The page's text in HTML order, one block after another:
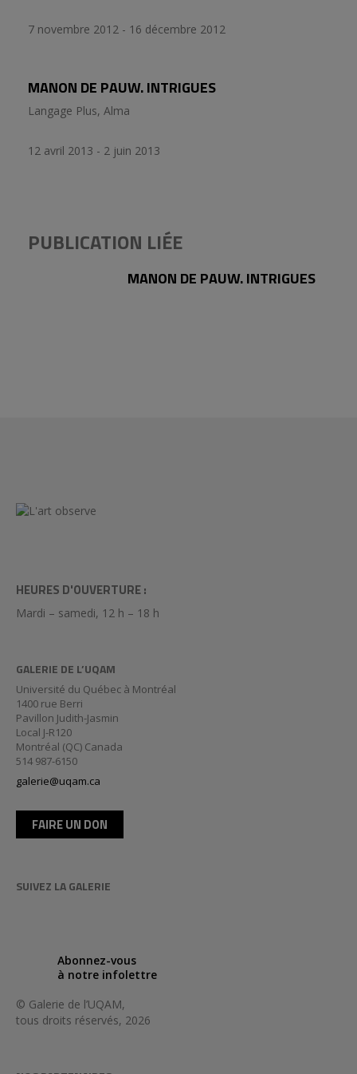
7 novembre 2012 - 16 décembre 2012
MANON DE PAUW. INTRIGUES
Langage Plus, Alma
12 avril 2013 - 2 juin 2013
PUBLICATION LIÉE
MANON DE PAUW. INTRIGUES
HEURES D'OUVERTURE :
Mardi – samedi, 12 h – 18 h
GALERIE DE L’UQAM
Université du Québec à Montréal
1400 rue Berri
Pavillon Judith-Jasmin
Local J-R120
Montréal (QC) Canada
514 987-6150
galerie@uqam.ca
FAIRE UN DON
SUIVEZ LA GALERIE
Abonnez-vous
à notre infolettre
© Galerie de l’UQAM,
tous droits réservés, 2026